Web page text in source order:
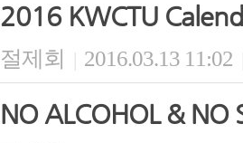
2016 KWCTU
절제회 | 2016.03.13 11:02
NO ALCOHOL & NO